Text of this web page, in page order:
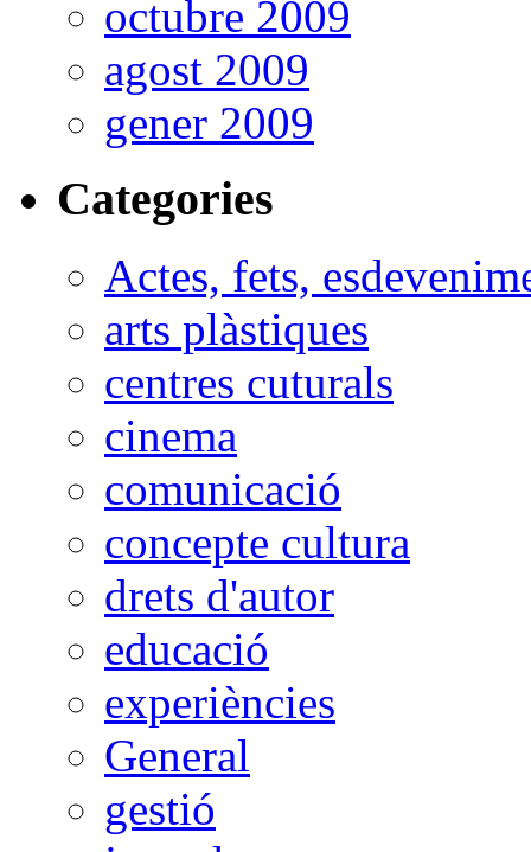
octubre 2009
agost 2009
gener 2009
Categories
Actes, fets,
arts plàstiques
centres cuturals
cinema
comunicació
concepte cultura
drets d'autor
educació
experiències
General
gestió